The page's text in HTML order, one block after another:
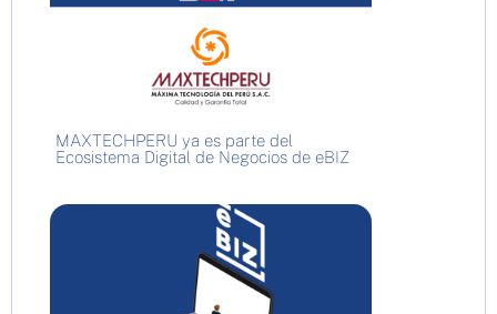
MAXTECHPERU ya es parte del
Ecosistema Digital de Negocios de eBIZ